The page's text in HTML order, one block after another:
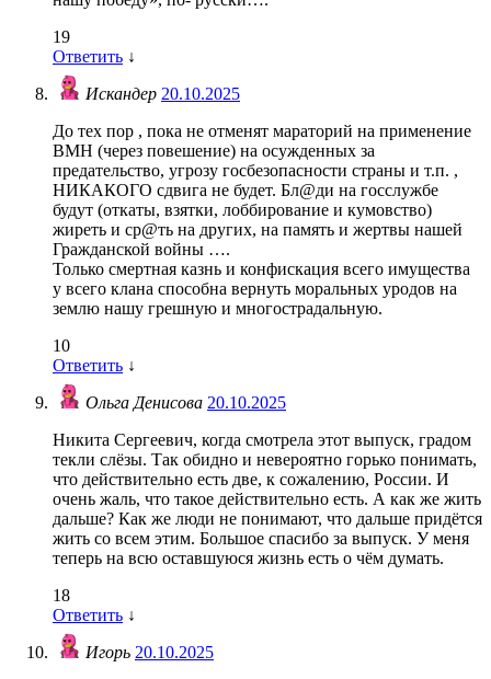
19
Ответить ↓
Искандер 20.10.2025
До тех пор , пока не отменят мараторий на применение
ВМН (через повешение) на осужденных за
предательство, угрозу госбезопасности страны и т.п. ,
НИКАКОГО сдвига не будет. Бл@ди на госслужбе
будут (откаты, взятки, лоббирование и кумовство)
жиреть и ср@ть на других, на память и жертвы нашей
Гражданской войны ….
Только смертная казнь и конфискация всего имущества
у всего клана способна вернуть моральных уродов на
землю нашу грешную и многострадальную.
10
Ответить ↓
Ольга Денисова 20.10.2025
Никита Сергеевич, когда смотрела этот выпуск, градом
текли слёзы. Так обидно и невероятно горько понимать,
что действительно есть две, к сожалению, России. И
очень жаль, что такое действительно есть. А как же жить
дальше? Как же люди не понимают, что дальше придётся
жить со всем этим. Большое спасибо за выпуск. У меня
теперь на всю оставшуюся жизнь есть о чём думать.
18
Ответить ↓
Игорь 20.10.2025